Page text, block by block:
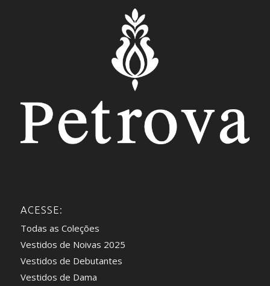
ACESSE:
Todas as Coleções
Vestidos de Noivas 2025
Vestidos de Debutantes
Vestidos de Dama